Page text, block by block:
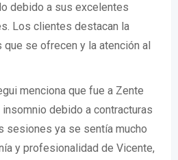
debido a sus excelentes
Los clientes destacan la
se ofrecen y la atención al
menciona que fue a Zente
debido a contracturas
sesiones ya se sentía mucho
y profesionalidad de Vicente,